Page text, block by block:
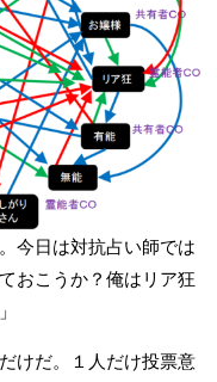
今日は対抗占い師では
おこうか？俺はリア狂
けだ。１人だけ投票意